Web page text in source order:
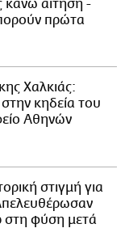
αίτηση -
πρώτα
Χαλκιάς:
κηδεία του
Αθηνών
στιγμή για
στη φύση μετά